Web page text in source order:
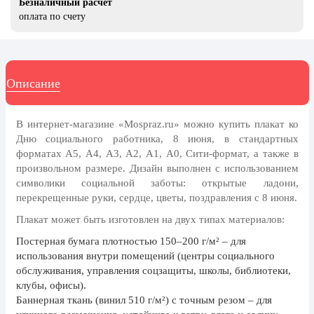
8 марта, Международный женский
день
1 апреля, День смеха
Апрель, Месячник по
День геолога (первое воскресенье
апреля)
Светлая Пасха
12 апреля, День космонавтики
18 апреля, Дни исторического и
культурного наследия
1 мая, праздник Весны и Труда
6 мая, День герба и флага города
Москвы
9 мая, День Победы
Безналичный расчет
оплата по счету
Описание
В интернет-магазине «Mospraz.ru» можно купить плакат ко
Дню социального работника, 8 июня, в стандартных
форматах А5, А4, А3, А2, А1, А0, Сити-формат, а также в
произвольном размере. Дизайн выполнен с использованием
символики социальной заботы: открытые ладони,
перекрещенные руки, сердце, цветы, поздравления с 8 июня.
Плакат может быть изготовлен на двух типах материалов:
Постерная бумага плотностью 150–200 г/м² – для
использования внутри помещений (центры социального
обслуживания, управления соцзащиты, школы, библиотеки,
клубы, офисы).
Баннерная ткань (винил 510 г/м²)с точным резом – для